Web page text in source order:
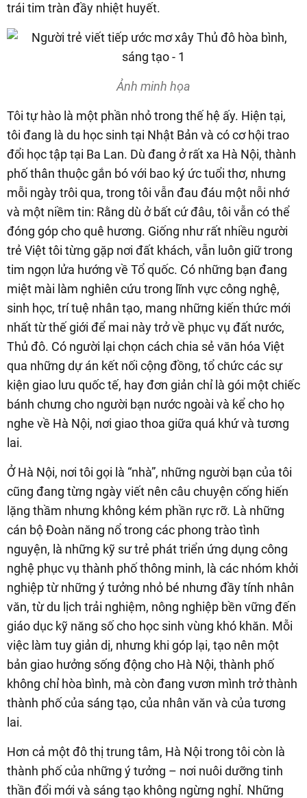
trái tim tràn đầy nhiệt huyết.
Ảnh minh họa
Tôi tự hào là một phần nhỏ trong thế hệ ấy. Hiện tại,
tôi đang là du học sinh tại Nhật Bản và có cơ hội trao
đổi học tập tại Ba Lan. Dù đang ở rất xa Hà Nội, thành
phố thân thuộc gắn bó với bao ký ức tuổi thơ, nhưng
mỗi ngày trôi qua, trong tôi vẫn đau đáu một nỗi nhớ
và một niềm tin: Rằng dù ở bất cứ đâu, tôi vẫn có thể
đóng góp cho quê hương. Giống như rất nhiều người
trẻ Việt tôi từng gặp nơi đất khách, vẫn luôn giữ trong
tim ngọn lửa hướng về Tổ quốc. Có những bạn đang
miệt mài làm nghiên cứu trong lĩnh vực công nghệ,
sinh học, trí tuệ nhân tạo, mang những kiến thức mới
nhất từ thế giới để mai này trở về phục vụ đất nước,
Thủ đô. Có người lại chọn cách chia sẻ văn hóa Việt
qua những dự án kết nối cộng đồng, tổ chức các sự
kiện giao lưu quốc tế, hay đơn giản chỉ là gói một chiếc
bánh chưng cho người bạn nước ngoài và kể cho họ
nghe về Hà Nội, nơi giao thoa giữa quá khứ và tương
lai.
Ở Hà Nội, nơi tôi gọi là “nhà”, những người bạn của tôi
cũng đang từng ngày viết nên câu chuyện cống hiến
lặng thầm nhưng không kém phần rực rỡ. Là những
cán bộ Đoàn năng nổ trong các phong trào tình
nguyện, là những kỹ sư trẻ phát triển ứng dụng công
nghệ phục vụ thành phố thông minh, là các nhóm khởi
nghiệp từ những ý tưởng nhỏ bé nhưng đầy tính nhân
văn, từ du lịch trải nghiệm, nông nghiệp bền vững đến
giáo dục kỹ năng số cho học sinh vùng khó khăn. Mỗi
việc làm tuy giản dị, nhưng khi góp lại, tạo nên một
bản giao hưởng sống động cho Hà Nội, thành phố
không chỉ hòa bình, mà còn đang vươn mình trở thành
thành phố của sáng tạo, của nhân văn và của tương
lai.
Hơn cả một đô thị trung tâm, Hà Nội trong tôi còn là
thành phố của những ý tưởng – nơi nuôi dưỡng tinh
thần đổi mới và sáng tạo không ngừng nghỉ. Những